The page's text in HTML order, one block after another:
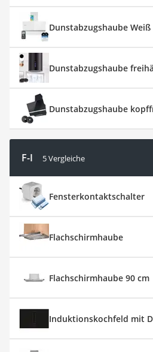
Dunstabzugshaube Weiß
Dunstabzugshaube
Dunstabzugshaube
F-I 5 Vergleiche
Fensterkontaktschalter
Flachschirmhaube
Flachschirmhaube 90 cm
Induktionskochfeld mit